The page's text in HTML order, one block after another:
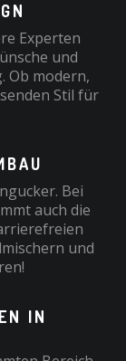
Experten
und
Ob modern,
Stil für
Bei
auch die
und
IN